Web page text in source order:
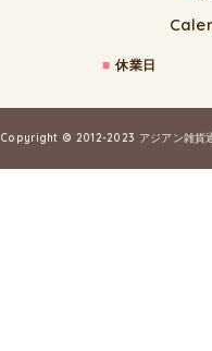
■ 休業日
Copyright © 2012-2023 アジアン雑貨